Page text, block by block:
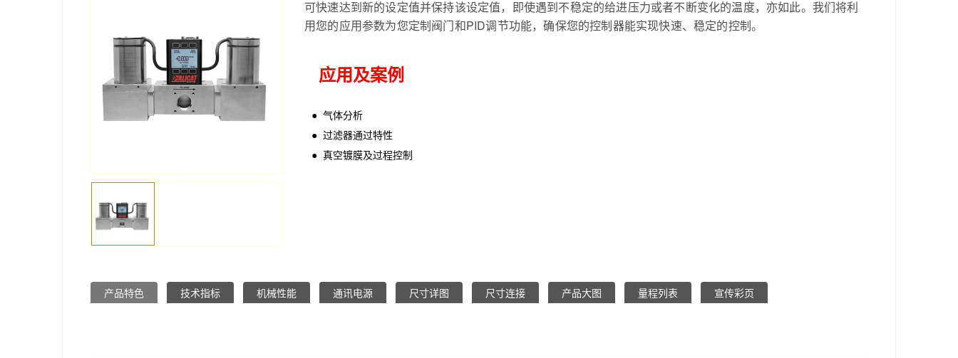
可快速达到新的设定值并保持该设定值，即使遇到不稳定的给进压力或者不断变化的温度，亦如此。我们将利
用您的应用参数为您定制阀门和PID调节功能，确保您的控制器能实现快速、稳定的控制。
应用及案例
● 气体分析
● 过滤器通过特性
● 真空镀膜及过程控制
产品特色 技术指标 机械性能 通讯电源 尺寸详图 尺寸连接 产品大图 量程列表 宣传彩页